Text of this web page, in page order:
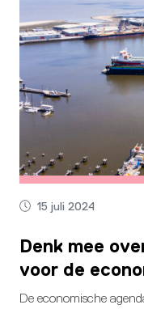
15 juli 2024
Denk mee
voor de
De economische